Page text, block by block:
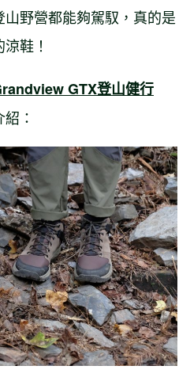
野營都能夠駕馭，真的是
鞋！
GTX登山健行
：